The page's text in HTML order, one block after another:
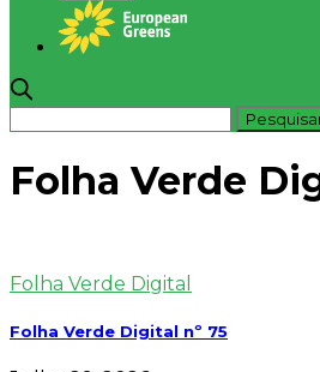
Folha Verde
Folha Verde Digital
Folha Verde Digital nº 75